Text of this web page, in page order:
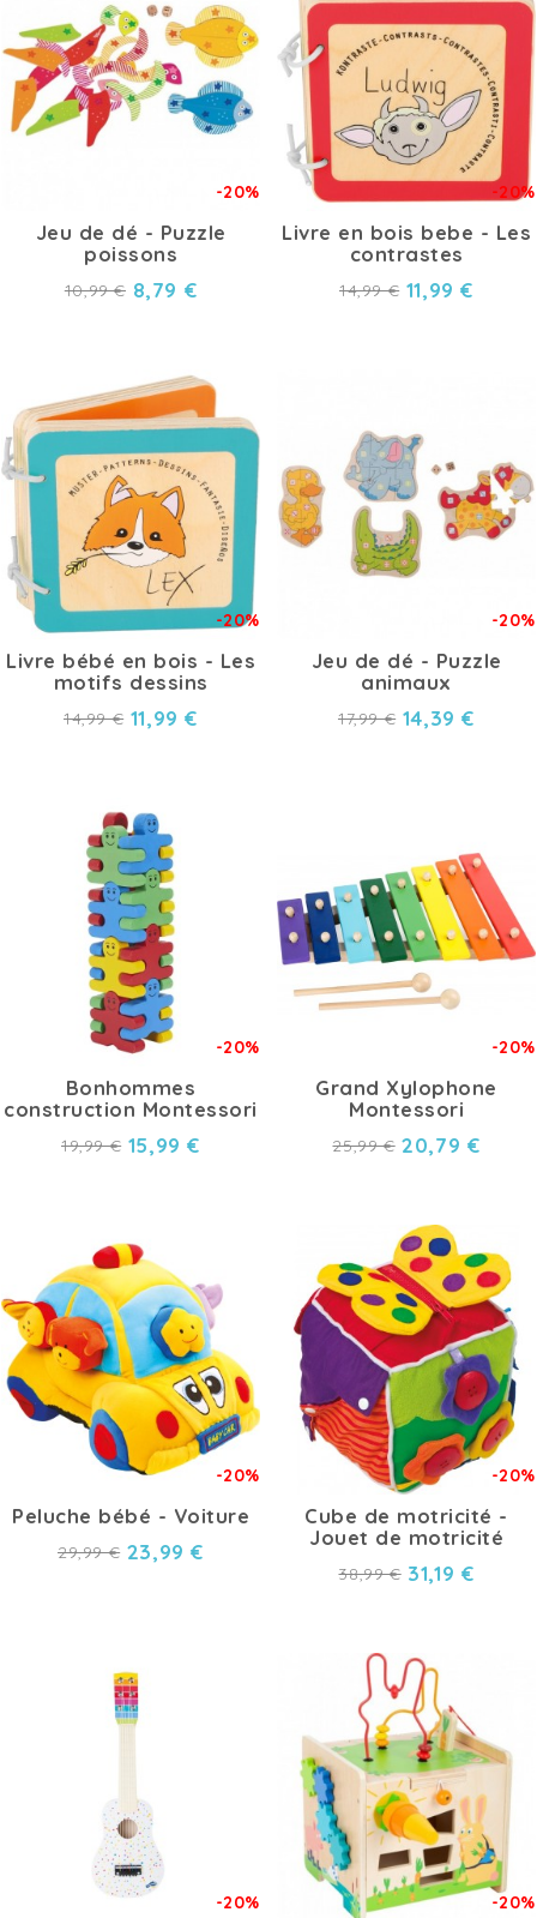
Jeu de dé - Puzzle
poissons
10,99 €
-20%
8,79 €
Livre en bois bebe - Les
contrastes
14,99 €
-20%
11,99 €
Livre bébé en bois - Les
motifs dessins
14,99 €
-20%
11,99 €
Jeu de dé - Puzzle
animaux
17,99 €
-20%
14,39 €
Bonhommes
construction Montessori
19,99 €
-20%
15,99 €
Grand Xylophone
Montessori
25,99 €
-20%
20,79 €
Peluche bébé - Voiture
29,99 €
-20%
23,99 €
Cube de motricité -
Jouet de motricité
38,99 €
-20%
31,19 €
-20% -20%